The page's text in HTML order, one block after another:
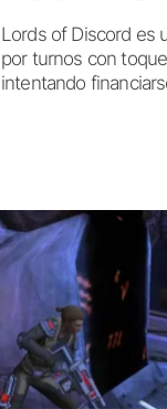
Lords of Discord es
por turnos con
intentando